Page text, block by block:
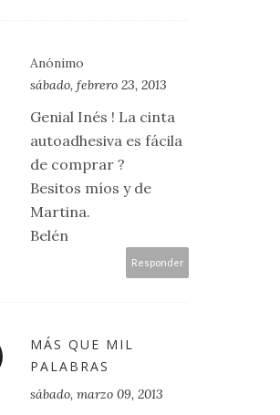
Anónimo
sábado, febrero 23, 2013
Genial Inés ! La cinta
autoadhesiva es fácila
de comprar ?
Besitos míos y de
Martina.
Belén
Responder
MÁS QUE MIL
PALABRAS
sábado, marzo 09, 2013